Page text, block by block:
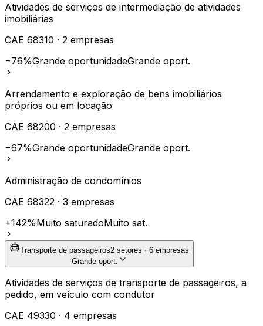
Atividades de serviços de intermediação de atividades
imobiliárias
CAE 68310 · 2 empresas
−76%Grande oportunidadeGrande oport.
Arrendamento e exploração de bens imobiliários
próprios ou em locação
CAE 68200 · 2 empresas
−67%Grande oportunidadeGrande oport.
Administração de condomínios
CAE 68322 · 3 empresas
+142%Muito saturadoMuito sat.
Transporte de passageiros2 setores · 6 empresas
Grande oport.
Atividades de serviços de transporte de passageiros, a
pedido, em veículo com condutor
CAE 49330 · 4 empresas